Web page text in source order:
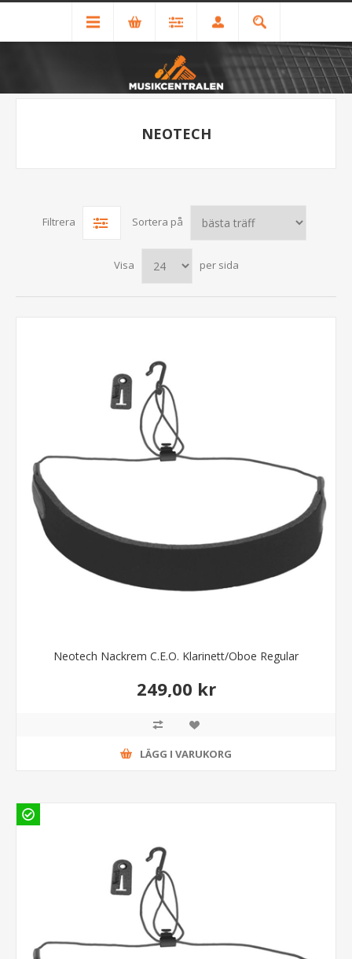
NEOTECH
Filtrera Sortera på
Visa per sida
Neotech Nackrem C.E.O. Klarinett/Oboe Regular
249,00 kr
LÄGG I VARUKORG